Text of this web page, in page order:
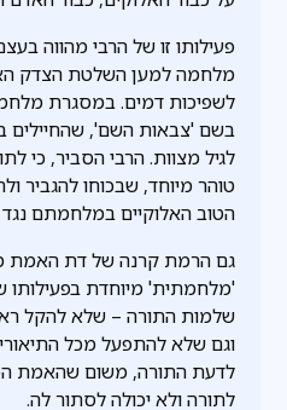
פעילותו זו של הרבי מהווה
מלחמה למען השלטת הצדק
לשפיכות דמים. במסגרת
בשם 'צבאות השם', שהחיילים
לגיל מצוות. הרבי הסביר, כי
טוהר מיוחד, שבכוחו להגביר
הטוב האלוקיים במלחמתם נגד
גם הרמת קרנה של דת
'מלחמתית' מיוחדת בפעילותו
שלמות התורה – שלא להקל
וגם שלא להתפעל מכל
לדעת התורה, משום שהאמת
לתורה ולא יכולה לסתור לה.